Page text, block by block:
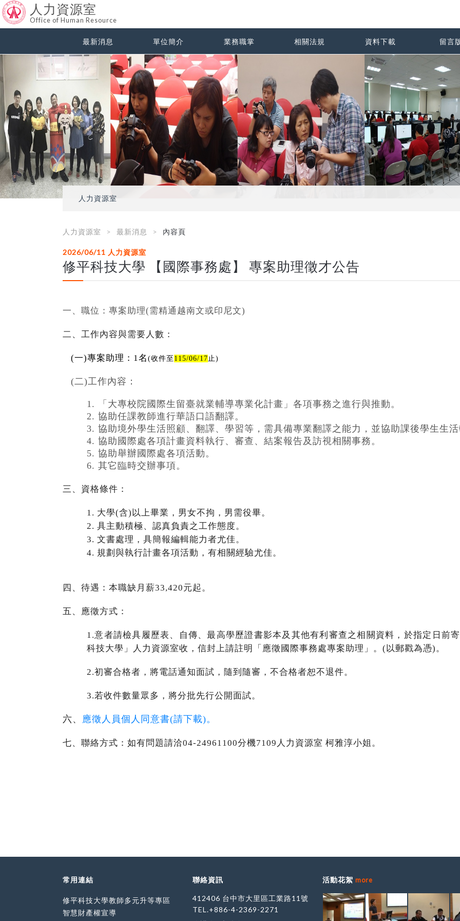
人力資源室
Office of Human Resource
最新消息 單位簡介 業務職掌 相關法規 資料下載 留言
人力資源室
人力資源室 最新消息 內容頁
2026/06/11 人力資源室
修平科技大學 【國際事務處】 專案助理徵才公告
一、職位：專案助理(需精通越南文或印尼文)
二、工作內容與需要人數：
(一)專案助理： 1名 (收件至 115/06/17止)
(二)工作內容：
1. 「大專校院國際生留臺就業輔導專業化計畫」各項事務之進行與推動。
2. 協助任課教師進行華語口語翻譯。
3. 協助境外學生活照顧、翻譯、學習等，需具備專業翻譯之能力，並協助課後學生生活
4. 協助國際處各項計畫資料執行、審查、結案報告及訪視相關事務。
5. 協助舉辦國際處各項活動。
6. 其它臨時交辦事項。
三、資格條件：
1. 大學(含)以上畢業，男女不拘，男需役畢。
2. 具主動積極、認真負責之工作態度。
3. 文書處理，具簡報編輯能力者尤佳。
4. 規劃與執行計畫各項活動，有相關經驗尤佳。
四、待遇：本職缺月薪33,420元起。
五、應徵方式：
1.意者請檢具履歷表 、自傳、最高學歷證書影本及其他有利審查之相關資料，於指定日前
科技大學」人力資源室收，信封上請註明「應徵國際事務處專案助理」。(以郵戳為憑)。
2.初審合格者，將電話通知面試，隨到隨審，不合格者恕不退件。
3.若收件數量眾多，將分批先行公開面試。
六、 應徵人員個人同意書(請下載)。
七、聯絡方式：如有問題請洽04-24961100分機7109人力資源室 柯雅淳小姐。
常用連結
修平科技大學教師多元升等專區
智慧財產權宣導
聯絡資訊
412406 台中市大里區工業路11號
TEL.+886-4-2369-2271
活動花絮 more